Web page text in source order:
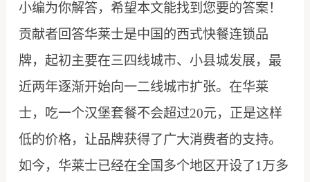
小编为你解答，希望本文能找到您要的答案！
贡献者回答华莱士是中国的西式快餐连锁品
牌，起初主要在三四线城市、小县城发展，最
近两年逐渐开始向一二线城市扩张。在华莱
士，吃一个汉堡套餐不会超过20元，正是这样
低的价格，让品牌获得了广大消费者的支持。
如今，华莱士已经在全国多个地区开设了1万多